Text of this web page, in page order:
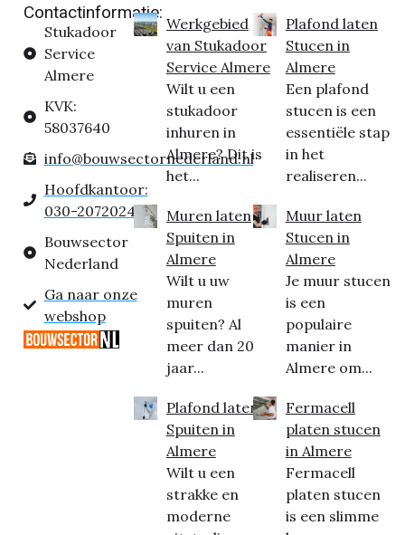
Contactinformatie:
Stukadoor
Service
Almere
KVK:
58037640
info@bouwsectornederland.nl
Hoofdkantoor:
030-2072024
Bouwsector
Nederland
Ga naar onze
webshop
Werkgebied
van Stukadoor
Service Almere
Wilt u een
stukadoor
inhuren in
Almere? Dit is
het...
Muren laten
Spuiten in
Almere
Wilt u uw
muren
spuiten? Al
meer dan 20
jaar...
Plafond laten
Spuiten in
Almere
Wilt u een
strakke en
moderne
Plafond laten
Stucen in
Almere
Een plafond
stucen is een
essentiële stap
in het
realiseren...
Muur laten
Stucen in
Almere
Je muur stucen
is een
populaire
manier in
Almere om...
Fermacell
platen stucen
in Almere
Fermacell
platen stucen
is een slimme